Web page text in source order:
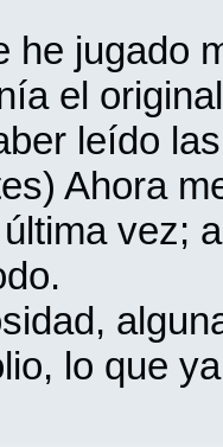
he jugado
el
leído
Ahora
vez;
lo que